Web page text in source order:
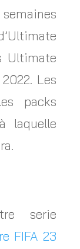
Ultimate
Les
packs
laquelle
serie
FIFA 23